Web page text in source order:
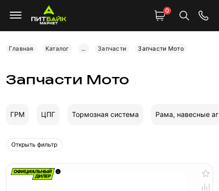
0
Главная Каталог ... Запчасти Запчасти Мото
Запчасти Мото
ГРМ ЦПГ Тормозная система Рама, навесные
Открыть фильтр